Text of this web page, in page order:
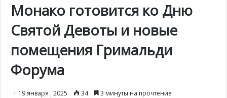
Монако готовится ко Дню
Святой Девоты и новые
помещения Гримальди
Форума
19 января , 2025 34 3 минуты на прочтение